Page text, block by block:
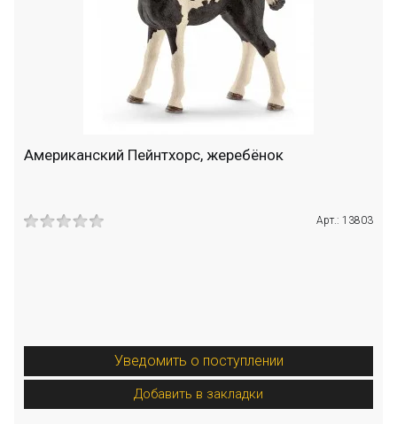
Американский Пейнтхорс, жеребёнок
Арт.: 13803
Уведомить о поступлении
Добавить в закладки